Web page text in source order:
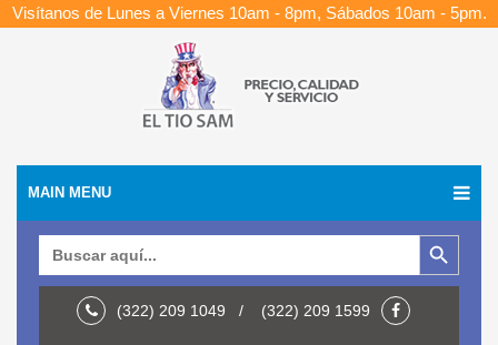
Visítanos de Lunes a Viernes 10am - 8pm, Sábados 10am - 5pm.
MAIN MENU
Botón de búsqueda
(322) 209 1049 / (322) 209 1599